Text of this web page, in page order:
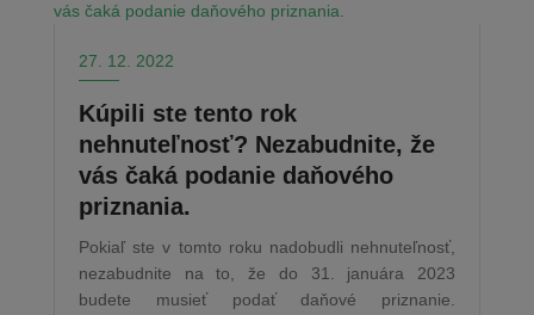
27. 12. 2022
Kúpili ste tento rok
nehnuteľnosť? Nezabudnite, že
vás čaká podanie daňového
priznania.
Pokiaľ ste v tomto roku nadobudli nehnuteľnosť,
nezabudnite na to, že do 31. januára 2023
budete musieť podať daňové priznanie.